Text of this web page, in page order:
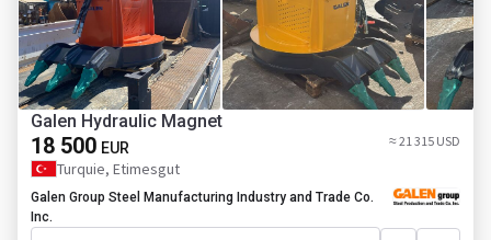
Galen Hydraulic Magnet
18 500 EUR ≈ 21 315 USD
Turquie, Etimesgut
Galen Group Steel Manufacturing Industry and Trade Co.
Inc.